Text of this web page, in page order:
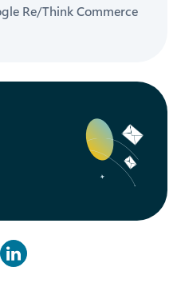
Re/Think Commerce
sur Facebook
sur X/Twitter
Partager sur Linkedin